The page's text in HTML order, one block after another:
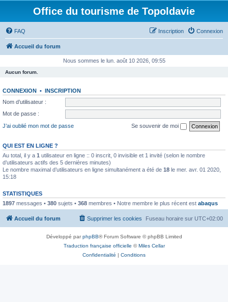
Office du tourisme de Topoldavie
FAQ Connexion
Inscription
Accueil du forum
Nous sommes le lun. août 10 2026, 09:55
Aucun forum.
CONNEXION • INSCRIPTION
Nom d’utilisateur :
Mot de passe :
J’ai oublié mon mot de passe
Se souvenir de moi
QUI EST EN LIGNE ?
Au total, il y a 1 utilisateur en ligne :: 0 inscrit, 0 invisible et 1 invité (selon le nombre
d’utilisateurs actifs des 5 dernières minutes)
Le nombre maximal d’utilisateurs en ligne simultanément a été de 18 le mer. avr. 01 2020,
15:18
STATISTIQUES
1897 messages • 380 sujets • 368 membres • Notre membre le plus récent est abaqus
Accueil du forum Fuseau horaire sur UTC+02:00
Supprimer les cookies
Développé parphpBB® Forum Software © phpBB Limited
Traduction française officielle ©Miles Cellar
Confidentialité | Conditions